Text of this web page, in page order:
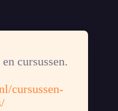
cursussen.
cursussen-